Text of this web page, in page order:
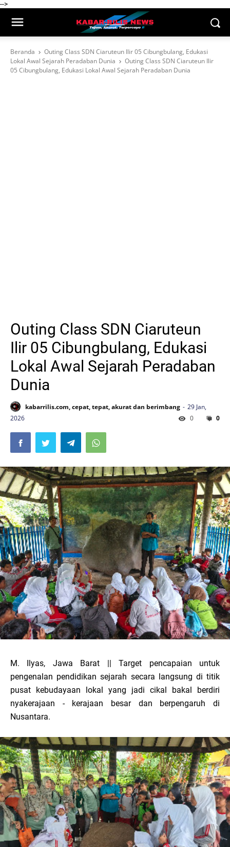
-->
Beranda
Outing Class SDN Ciaruteun Ilir 05 Cibungbulang, Edukasi
Lokal Awal Sejarah Peradaban Dunia
Outing Class SDN Ciaruteun Ilir
05 Cibungbulang, Edukasi Lokal Awal Sejarah Peradaban Dunia
Outing Class SDN Ciaruteun
Ilir 05 Cibungbulang, Edukasi
Lokal Awal Sejarah Peradaban
Dunia
kabarrilis.com, cepat, tepat, akurat dan berimbang
29 Jan,
2026
0
0
M. Ilyas, Jawa Barat || Target pencapaian untuk
pengenalan pendidikan sejarah secara langsung di titik
pusat kebudayaan lokal yang jadi cikal bakal berdiri
nyakerajaan - kerajaan besar dan berpengaruh di
Nusantara.